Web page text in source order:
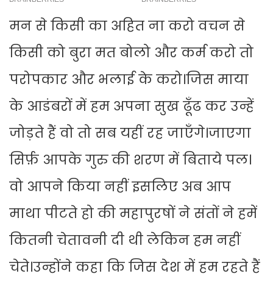
मन से किसी का अहित ना करो वचन से
किसी को बुरा मत बोलो और कर्म करो तो
परोपकार और भलाई के करो।जिस माया
के आडंबरों में हम अपना सुख ढूँढ कर उन्हें
जोड़ते हैं वो तो सब यहीं रह जाएँगे।जाएगा
सिर्फ़ आपके गुरु की शरण में बिताये पल।
वो आपने किया नहीं इसलिए अब आप
माथा पीटते हो की महापुरषों ने संतों ने हमें
कितनी चेतावनी दी थी लेकिन हम नहीं
चेते।उन्होंने कहा कि जिस देश में हम रहते हैं